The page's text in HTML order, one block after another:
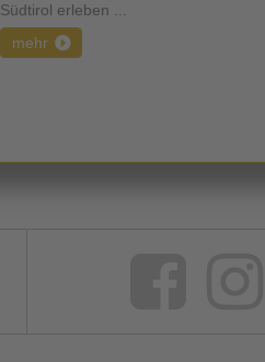
Südtirol erleben ...
mehr